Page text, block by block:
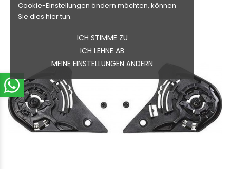
Cookie-Einstellungen ändern möchten, können
Sie dies hier tun.
ICH STIMME ZU
ICH LEHNE AB
MEINE EINSTELLUNGEN ÄNDERN